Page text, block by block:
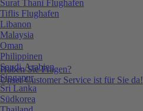
Haben Sie Fragen?
Unser Customer Service ist für Sie da!
Surat Thani Flughafen
Tiflis Flughafen
Libanon
Malaysia
Oman
Philippinen
Saudi-Arabien
Singapur
Sri Lanka
Südkorea